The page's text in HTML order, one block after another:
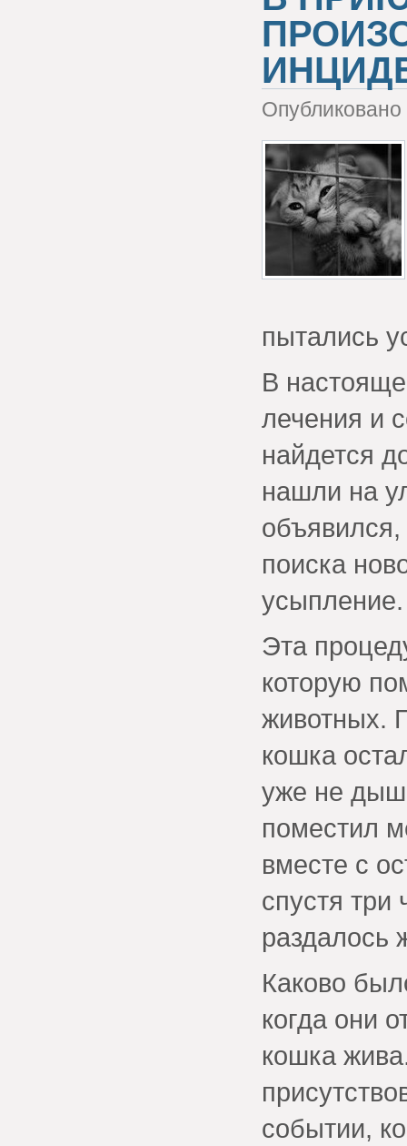
пытались
В
лечения и
найдется
нашли на
поиска
усыпление.
Эта
которую
животных.
кошка
уже не
поместил
вместе с
спустя три
раздалось
Каково
когда они
кошка
событии,